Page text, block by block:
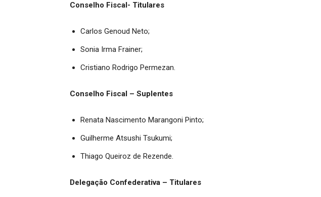
Conselho Fiscal- Titulares
Carlos Genoud Neto;
Sonia Irma Frainer;
Cristiano Rodrigo Permezan.
Conselho Fiscal – Suplentes
Renata Nascimento Marangoni Pinto;
Guilherme Atsushi Tsukumi;
Thiago Queiroz de Rezende.
Delegação Confederativa – Titulares